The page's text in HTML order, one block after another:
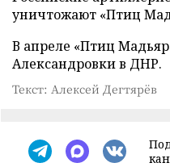
уничтожают «Птиц
В апреле «Птиц
Александровки в ДНР.
Текст: Алексей Дегтярёв